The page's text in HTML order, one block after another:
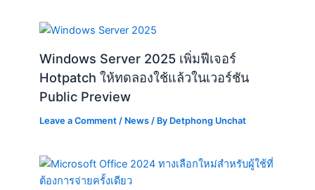
Windows Server 2025 เพิ่มฟีเจอร์
Hotpatch ให้ทดลองใช้แล้วในเวอร์ชัน
Public Preview
Leave a Comment / News / By Detphong Unchat